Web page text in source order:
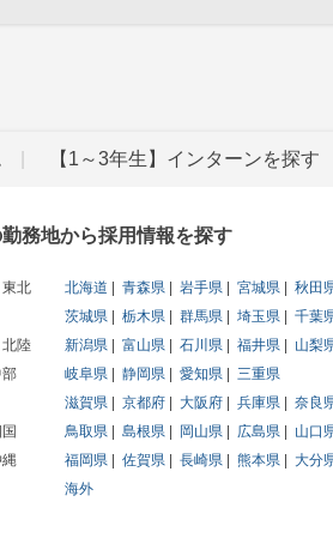
【1～3年生】インターンを探す
務地から採用情報を探す
北 北海道 青森県 岩手県 宮城県 秋田
茨城県 栃木県 群馬県 埼玉県 千葉
陸
新潟県 富山県 石川県 福井県 山梨
岐阜県 静岡県 愛知県
三重県
滋賀県 京都府 大阪府 兵庫県 奈良
鳥取県 島根県 岡山県 広島県 山口
縄
福岡県 佐賀県 長崎県 熊本県 大分
海外